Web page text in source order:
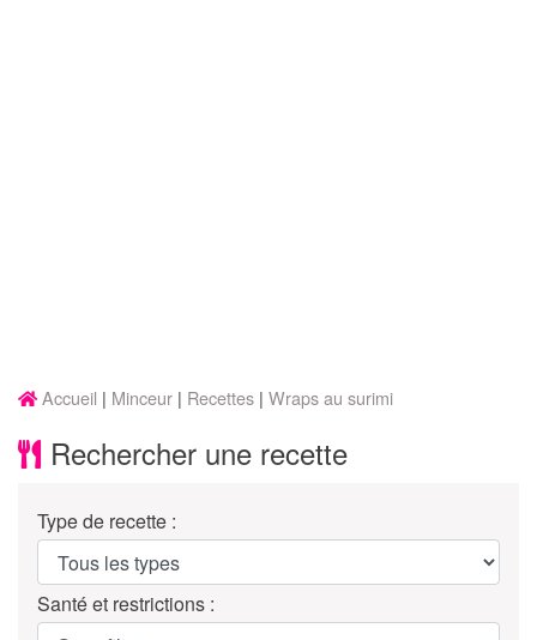
Accueil Minceur Recettes Wraps au surimi
Rechercher une recette
Type de recette :
Santé et restrictions :